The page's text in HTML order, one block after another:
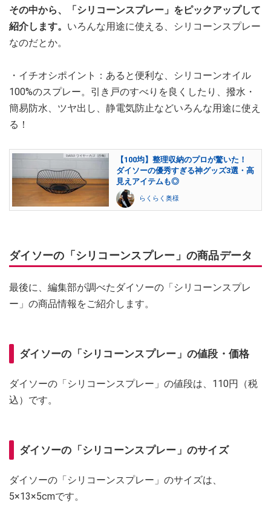
その中から、「シリコーンスプレー」をピックアップして
紹介します。 いろんな用途に使える、シリコーンスプレー
なのだとか。
・イチオシポイント：あると便利な、シリコーンオイル
100%のスプレー。引き戸のすべりを良くしたり、撥水・
簡易防水、ツヤ出し、静電気防止などいろんな用途に使え
る！
【100均】整理収納のプロが驚いた！
ダイソーの優秀すぎる神グッズ3選・高
見えアイテムも◎
らくらく奥様
ダイソーの「シリコーンスプレー」の商品データ
最後に、編集部が調べたダイソーの「シリコーンスプレ
ー」の商品情報をご紹介します。
ダイソーの「シリコーンスプレー」の値段・価格
ダイソーの「シリコーンスプレー」の値段は、110円（税
込）です。
ダイソーの「シリコーンスプレー」のサイズ
ダイソーの「シリコーンスプレー」のサイズは、
5×13×5cmです。